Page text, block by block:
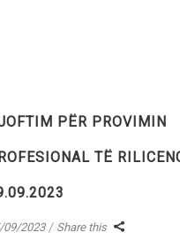
PËR PROVIMIN
TË
09/2023 Share this